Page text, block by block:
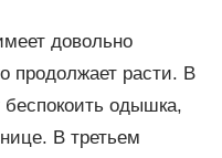
довольно
продолжает расти. В
одышка,
В третьем